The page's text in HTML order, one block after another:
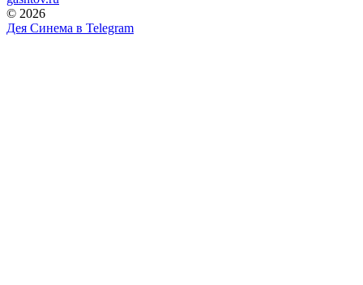
© 2026
Дея Синема в Telegram